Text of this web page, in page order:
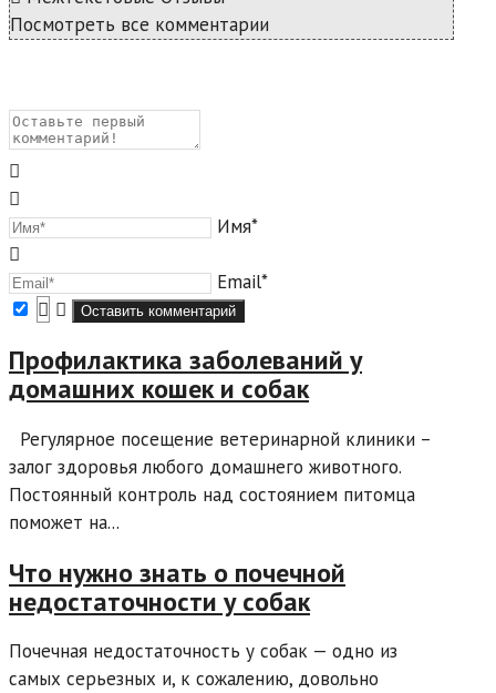
Посмотреть все комментарии
Имя*
Email*
Профилактика заболеваний у
домашних кошек и собак
Регулярное посещение ветеринарной клиники –
залог здоровья любого домашнего животного.
Постоянный контроль над состоянием питомца
поможет на...
Что нужно знать о почечной
недостаточности у собак
Почечная недостаточность у собак — одно из
самых серьезных и, к сожалению, довольно